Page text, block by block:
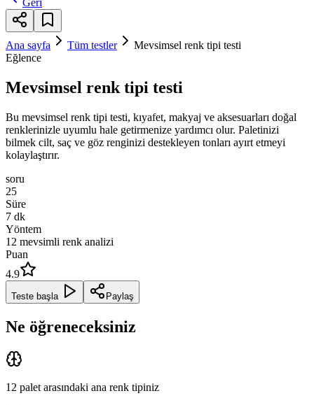
Geri
Ana sayfa Tüm testler
Mevsimsel renk tipi testi
Eğlence
Mevsimsel renk tipi testi
Bu mevsimsel renk tipi testi, kıyafet, makyaj ve aksesuarları doğal
renklerinizle uyumlu hale getirmenize yardımcı olur. Paletinizi
bilmek cilt, saç ve göz renginizi destekleyen tonları ayırt etmeyi
kolaylaştırır.
soru
25
Süre
7 dk
Yöntem
12 mevsimli renk analizi
Puan
4.9
Teste başla Paylaş
Ne öğreneceksiniz
12 palet arasındaki ana renk tipiniz